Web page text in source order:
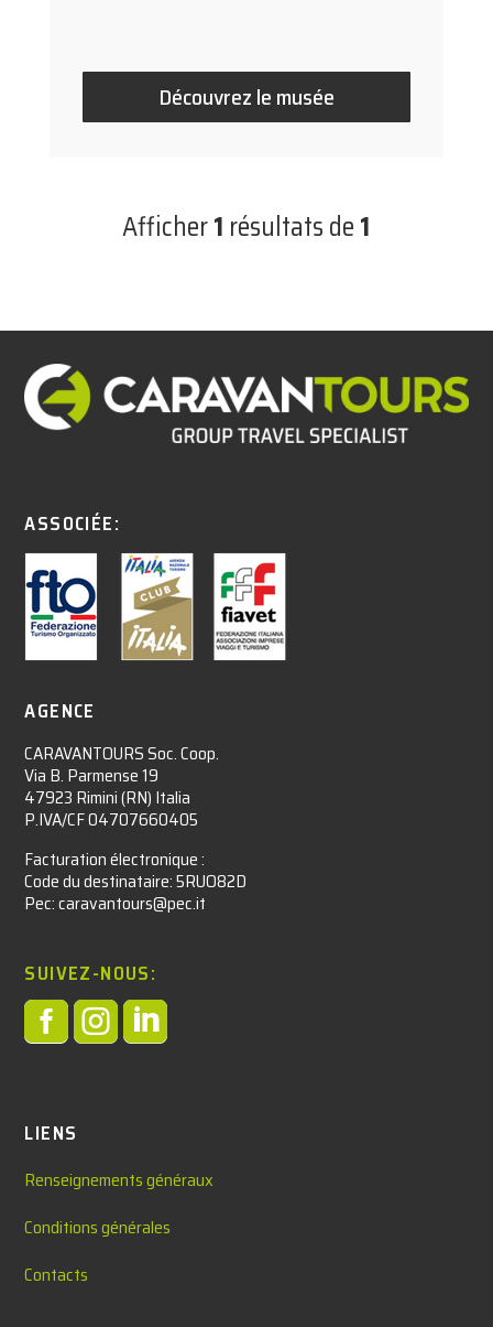
Découvrez le musée
Afficher1 résultats de1
ASSOCIÉE:
AGENCE
CARAVANTOURS Soc. Coop.
Via B. Parmense 19
47923 Rimini (RN) Italia
P.IVA/CF 04707660405
Facturation électronique :​
Code du destinataire: 5RUO82D
Pec: caravantours@pec.it
SUIVEZ-NOUS:

LIENS
Renseignements généraux
Conditions générales
Contacts